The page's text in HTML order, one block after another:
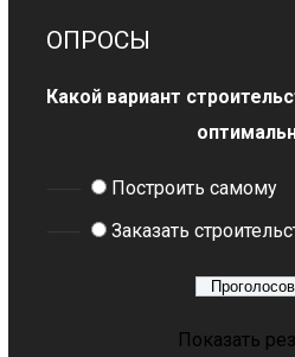
ОПРОСЫ
Какой вариант
Построить самому
Заказать
Показать